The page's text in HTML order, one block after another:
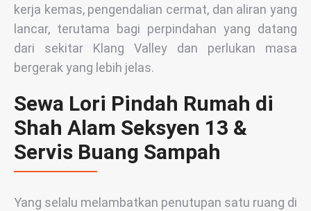
kerja kemas, pengendalian cermat, dan aliran yang
lancar, terutama bagi perpindahan yang datang
dari sekitar Klang Valley dan perlukan masa
bergerak yang lebih jelas.
Sewa Lori Pindah Rumah di
Shah Alam Seksyen 13 &
Servis Buang Sampah
Yang selalu melambatkan penutupan satu ruang di